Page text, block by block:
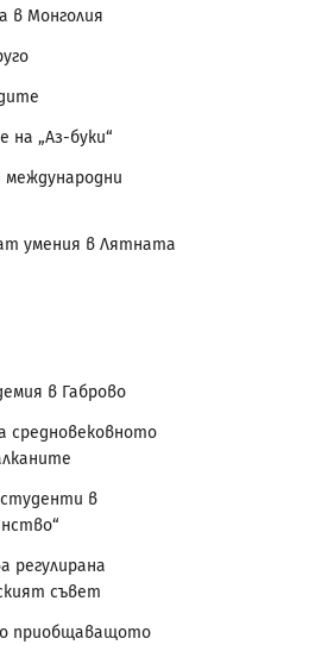
в Монголия
на „Аз-буки“
умения в Лятната
в Габрово
средновековното
в
регулирана
съвет
приобщаващото